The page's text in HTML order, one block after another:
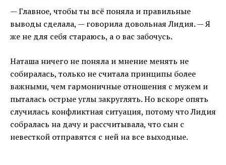
— Главное, чтобы ты всё поняла и правильные
выводы сделала, — говорила довольная Лидия. — Я
же не для себя стараюсь, а о вас забочусь.
Наташа ничего не поняла и мнение менять не
собиралась, только не считала принципы более
важными, чем гармоничные отношения с мужем и
пыталась острые углы закруглять. Но вскоре опять
случилась конфликтная ситуация, потому что Лидия
собралась на дачу и рассчитывала, что сын с
невесткой отправятся с ней на все выходные.